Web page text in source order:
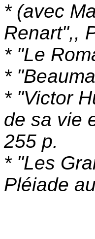
* (avec
Renart",,
* "Le
*
* "Victor
de sa vie
255 p.
* "Les
Pléiade